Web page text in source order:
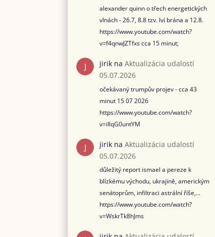
alexander quinn o třech energetických
vlnách - 26.7, 8.8 tzv. lví brána a 12.8.
https://www.youtube.com/watch?
v=f4qnwJZTfxs cca 15 minut;
jirikna Aktualizácia udalostí
05.07.2026
očekávaný trumpův projev - cca 43
minut 15 07 2026
https://www.youtube.com/watch?
v=iIlqG0untYM
jirikna Aktualizácia udalostí
05.07.2026
důležitý report ismael a pereze k
blízkému východu, ukrajině, americkým
senátoprům, infiltraci astrální říše,...
https://www.youtube.com/watch?
v=WskrTk8hJms